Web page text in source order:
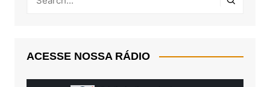
ACESSE NOSSA RÁDIO